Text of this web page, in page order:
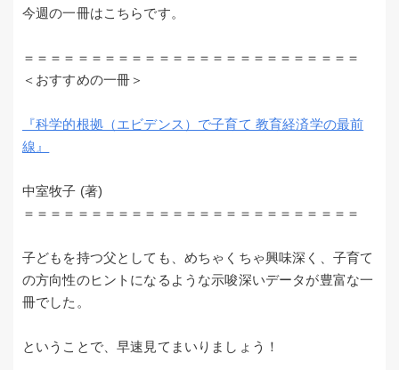
今週の一冊はこちらです。
＝＝＝＝＝＝＝＝＝＝＝＝＝＝＝＝＝＝＝＝＝＝＝＝＝
＜おすすめの一冊＞
『科学的根拠（エビデンス）で子育て 教育経済学の最前
線』
中室牧子 (著)
＝＝＝＝＝＝＝＝＝＝＝＝＝＝＝＝＝＝＝＝＝＝＝＝＝
子どもを持つ父としても、めちゃくちゃ興味深く、子育て
の方向性のヒントになるような示唆深いデータが豊富な一
冊でした。
ということで、早速見てまいりましょう！